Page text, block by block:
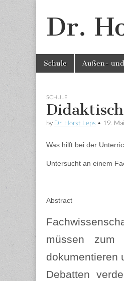
Dr.
Main menu
Skip to content
Schule Außen-
SCHULE
by Dr. Horst Leps • 19.
Was hilft bei der
Untersucht an einem
Abstract
müssen zum
dokumentieren
Debatten